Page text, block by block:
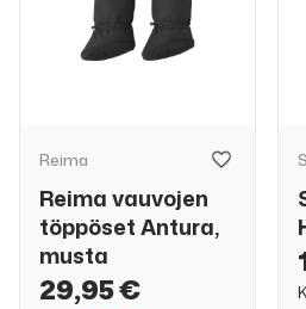
Reima
Reima vauvojen
töppöset Antura,
musta
29,95 €